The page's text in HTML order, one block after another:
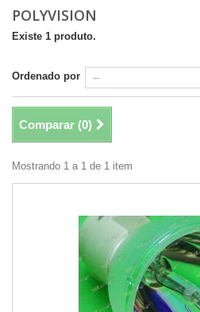
POLYVISION
Existe 1 produto.
Ordenado por
Comparar (0)
Mostrando 1 a 1 de 1 item